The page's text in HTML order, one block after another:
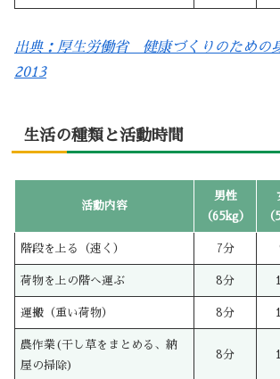
出典：厚生労働省 健康づくりのための
2013
生活の種類と活動時間
活動内容
男性
（65kg）
（
階段を上る（速く） 7分
荷物を上の階へ運ぶ 8分
運搬（重い荷物） 8分
農作業(干し草をまとめる、納
屋の掃除)
8分